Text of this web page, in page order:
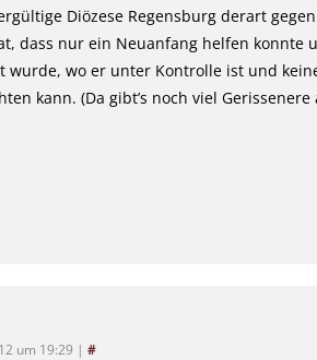
Diözese Regensburg derart
dass nur ein Neuanfang helfen konnte
wurde, wo er unter Kontrolle ist und
kann. (Da gibt’s noch viel Gerissenere
um 19:29 | #